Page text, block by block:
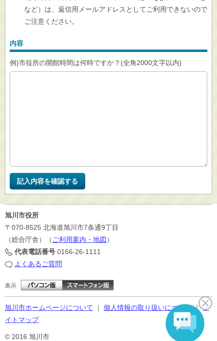
など）は、返信用メールアドレスとしてご利用できないので
ご注意ください。
内容
例)市役所の開館時間は何時ですか？(全角2000文字以内)
旭川市役所
〒070-8525 北海道旭川市7条通9丁目
（総合庁舎）（ ご利用案内・地図 ）
代表電話番号 0166-26-1111
よくあるご質問
表示
旭川市ホームページについて ｜ 個人情報の取り扱いについて｜サ
イトマップ
© 2016 旭川市